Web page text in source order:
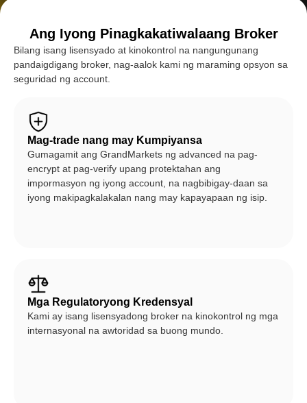
Ang Iyong Pinagkakatiwalaang Broker
Bilang isang lisensyado at kinokontrol na nangungunang
pandaigdigang broker, nag-aalok kami ng maraming opsyon sa
seguridad ng account.
Mag-trade nang may Kumpiyansa
Gumagamit ang GrandMarkets ng advanced na pag-
encrypt at pag-verify upang protektahan ang
impormasyon ng iyong account, na nagbibigay-daan sa
iyong makipagkalakalan nang may kapayapaan ng isip.
Mga Regulatoryong Kredensyal
Kami ay isang lisensyadong broker na kinokontrol ng mga
internasyonal na awtoridad sa buong mundo.